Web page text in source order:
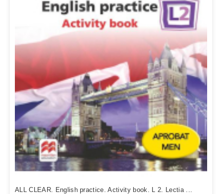
ALL CLEAR. English practice. Activity book. L 2. Lectia ...